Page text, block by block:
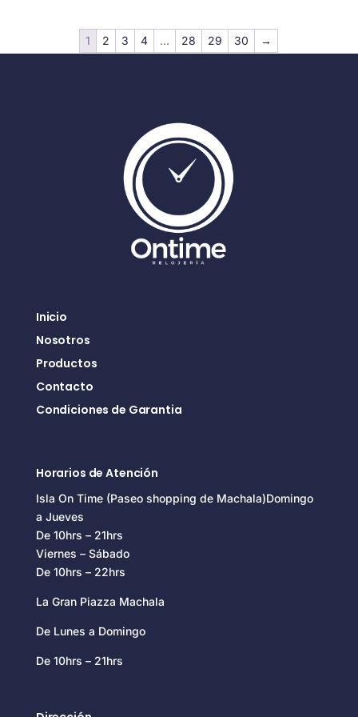
1 2 3 4 … 28 29 30 →
Inicio
Nosotros
Productos
Contacto
Condiciones de Garantia
Horarios de Atención
Isla On Time (Paseo shopping de Machala)Domingo
a Jueves
De 10hrs – 21hrs
Viernes – Sábado
De 10hrs – 22hrs
La Gran Piazza Machala
De Lunes a Domingo
De 10hrs – 21hrs